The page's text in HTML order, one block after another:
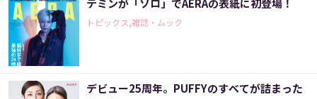
テミンが「ソロ」でAERAの表紙に初登場！
トピックス,雑誌・ムック
デビュー25周年。PUFFYのすべてが詰まった